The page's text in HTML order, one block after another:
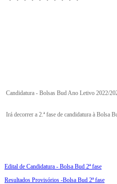
Candidatura - Bolsas Bud Ano Letivo 2022/
Irá decorrer a 2.ª fase de candidatura à Bolsa
Edital de Candidatura - Bolsa Bud 2ª fase
Resultados Provisórios -Bolsa Bud 2ª fase